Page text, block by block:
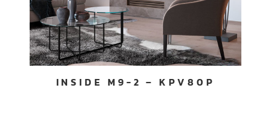
INSIDE M9-2 – KPV80P